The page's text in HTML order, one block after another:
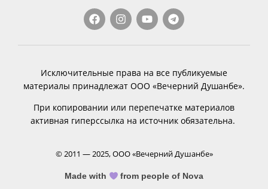
Исключительные права на все публикуемые
материалы принадлежат ООО «Вечерний Душанбе».
При копировании или перепечатке материалов
активная гиперссылка на источник обязательна.
© 2011 — 2025, ООО «Вечерний Душанбе»
Made with from people of Nova